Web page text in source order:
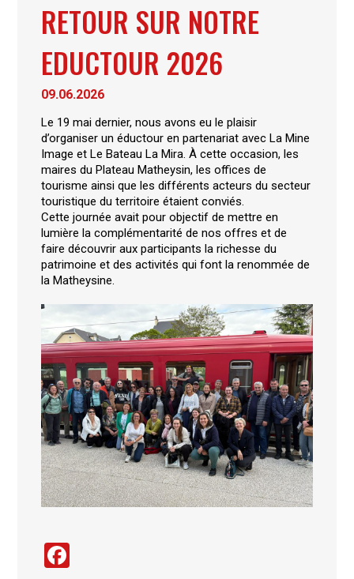
RETOUR SUR NOTRE
EDUCTOUR 2026
09.06.2026
Le 19 mai dernier, nous avons eu le plaisir
d’organiser un éductour en partenariat avec La Mine
Image et Le Bateau La Mira. À cette occasion, les
maires du Plateau Matheysin, les offices de
tourisme ainsi que les différents acteurs du secteur
touristique du territoire étaient conviés.
Cette journée avait pour objectif de mettre en
lumière la complémentarité de nos offres et de
faire découvrir aux participants la richesse du
patrimoine et des activités qui font la renommée de
la Matheysine.